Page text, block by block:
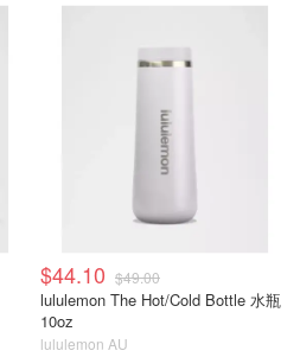
$44.10 $49.00
lululemon The Hot/Cold Bottle 水瓶
10oz
lululemon AU